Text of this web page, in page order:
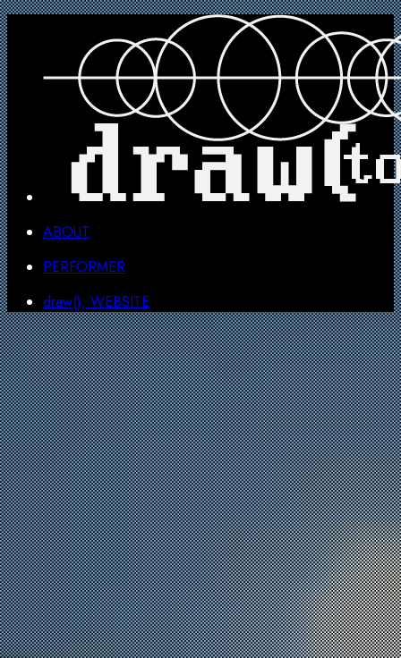
ABOUT
PERFORMER
draw(); WEBSITE